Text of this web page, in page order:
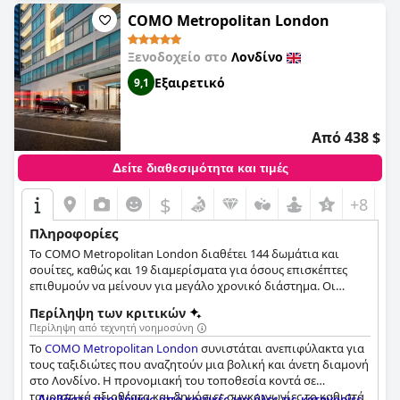
βρίσκουν βολικές και καλά εξοπλισμένες, ενώ άλλοι
θεώρησαν ότι ήταν πολύ μικρές και δεν είχαν επαρκή
εξοπλισμό. Συνολικά, τοNovotel London Canary Wharf
προσφέρει άνετη και προσιτή πολυτέλεια σε μια εξαιρετική
τοποθεσία.
COMO Metropolitan London
Ξενοδοχείο στο Λονδίνο
9,1 Εξαιρετικό
Από 438 $
Δείτε διαθεσιμότητα και τιμές
$ +8
Πληροφορίες
Το COMO Metropolitan London διαθέτει 144 δωμάτια και
σουίτες, καθώς και 19 διαμερίσματα για όσους επισκέπτες
επιθυμούν να μείνουν για μεγάλο χρονικό διάστημα. Οι
εξαιρετικό εστιατόριο, εγκαταστάσεις σπα και ευεξίας
εμπνευσμένες από την Ασία και εξατομικευμένη εξυπηρέτηση
που θα κάνει τον καθένα να νιώθει σαν βασιλιάς.
Περίληψη των κριτικών
Περίληψη από τεχνητή νοημοσύνη
ΤοCOMO Metropolitan London συνιστάται ανεπιφύλακτα για
τους ταξιδιώτες που αναζητούν μια βολική και άνετη διαμονή
στο Λονδίνο. Η προνομιακή του τοποθεσία κοντά σε
τουριστικά αξιοθέατα και δημόσιες συγκοινωνίες το καθιστά